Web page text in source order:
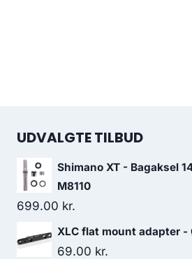
UDVALGTE TILBUD
Shimano XT - Bagaksel
M8110
699.00 kr.
XLC flat mount adapter -
69.00 kr.